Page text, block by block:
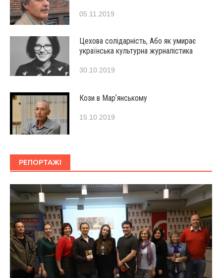
05.11.2019
Цехова солідарність, Або як умирає
українська культурна журналістика
30.10.2019
Кози в Марʼянському
15.10.2019
РЕПОРТАЖІ